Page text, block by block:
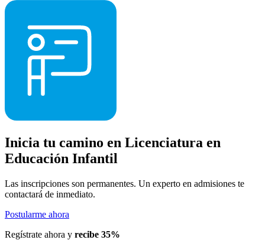
Inicia tu camino en Licenciatura en
Educación Infantil
Las inscripciones son permanentes. Un experto en admisiones te
contactará de inmediato.
Postularme ahora
Regístrate ahora y recibe 35%